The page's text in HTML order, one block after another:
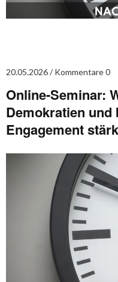
20.05.2026 Kommentare 0
Online-Seminar:
Demokratien
Engagement